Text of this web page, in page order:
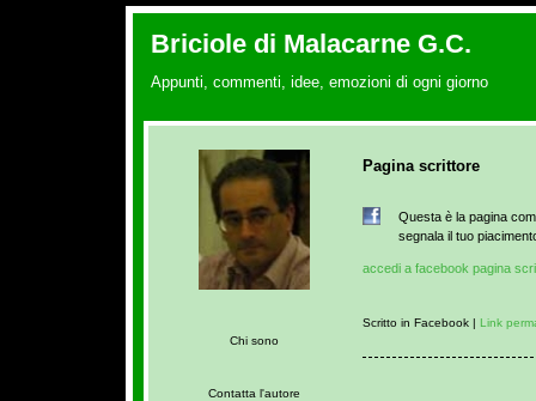
Briciole di Malacarne G.C.
Appunti, commenti, idee, emozioni di ogni giorno
Chi sono
Contatta l'autore
Pagina scrittore
Questa è la pagina
segnala il tuo
accedi a facebook pagina
Scritto in Facebook | Link